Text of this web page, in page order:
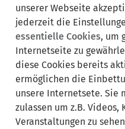
unserer Webseite
jederzeit die
essentielle Cookies, um
Internetseite zu
diese Cookies bereits
ermöglichen die
unsere Internetsete. Sie
zulassen um z.B.
Veranstaltungen zu